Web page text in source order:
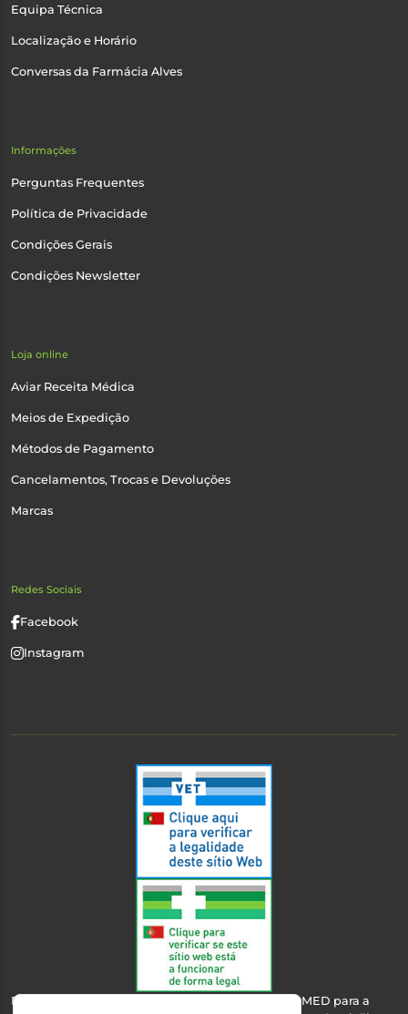
Equipa Técnica
Localização e Horário
Conversas da Farmácia Alves
Informações
Perguntas Frequentes
Política de Privacidade
Condições Gerais
Condições Newsletter
Loja online
Aviar Receita Médica
Meios de Expedição
Métodos de Pagamento
Cancelamentos, Trocas e Devoluções
Marcas
Redes Sociais
Facebook
Instagram
Esta farmácia encontra-se autorizada pelo INFARMED para a